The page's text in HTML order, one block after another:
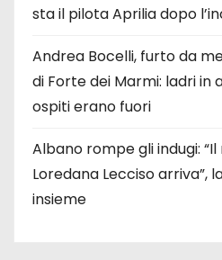
sta il pilota Aprilia dopo
Andrea Bocelli, furto da
di Forte dei Marmi: ladri in
ospiti erano fuori
Albano rompe gli indugi:
Loredana Lecciso arriva”,
insieme